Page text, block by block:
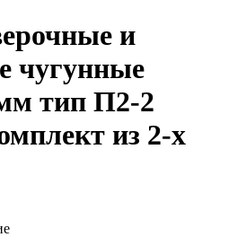
и
чугунные
тип П2-2
из 2-х